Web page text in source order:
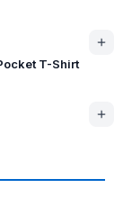
T-Shirt